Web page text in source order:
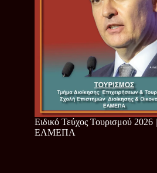
Ειδικό Τεύχος Τουρισμού 2026 |
ΕΛΜΕΠΑ